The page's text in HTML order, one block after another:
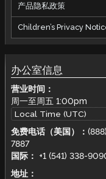
产品隐私政策
Children’s Privacy
办公室信息
营业时间：
周一至周五 1:00pm
免费电话（美国）：
7887
国际：
+1 (541) 338-
地址：